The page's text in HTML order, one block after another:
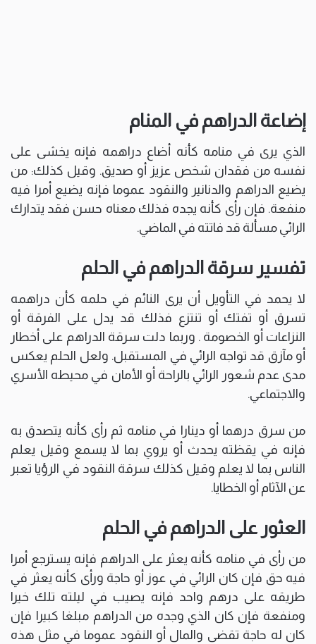
إضاعة الدراهم في المنام
الذي يرى في منامه كأنه أضاع دراهمه فإنه يخشى على
نفسه من فقدان شخص عزيز أو صديق. وقيل كذلك: من
يضيع الدراهم والدنانير والنقود عموما فإنه يضيع أمرا فيه
منفعة. فإن رأى كأنه يجده فذلك معناه حسن فقد يتدارك
الرائي مسألة قد فاتته في الماضي.
تفسير سرقة الدراهم في الحلم
لا يحمد في التأويل أن يرى النائم في حلمه كأن دراهمه
تسرق أو تفتك أو تنتزع فذلك قد يدل على الفرقة أو
النزاعات أو الخصومة . وربما دلت سرقة الدراهم على أخطار
أو مآزق قد تواجه الرائي في المستقبل. ولعل الحلم يعكس
مدى عدم شعور الرائي بالراحة أو الأمان في محيطه الأسري
والاجتماعي.
من سرق درهما أو دينارا في منامه ثم رأى كأنه يتصدق به
فإنه في يقظته يحدث أو يروي بما لا يسمع وقيل يعلم
الناس بما لا يعلم وقيل كذلك سرقة النقود في الرؤيا تعبر
عن الآثام أو الخطايا.
العثور على الدراهم في الحلم
من رأى في منامه كأنه يعثر على الدراهم فإنه يسترجع أمرا
فيه حق فإن كان الرائي في عوز أو حاجة ورأى كأنه يعثر في
طريقه على درهم واحد فإنه يصيب في ليلته تلك خيرا
ومنفعة فإن كان الذي وجده من الدراهم مبلغا كبيرا فإن
كان له حاجة تقضى والمال أو النقود عموما في مثل هذه